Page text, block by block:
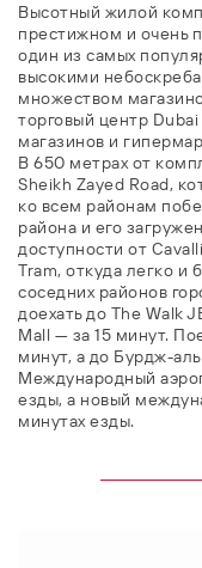
Высотный жилой
престижном и очень
один из самых
высокими
множеством
торговый центр
магазинов и
В 650 метрах от
Sheikh Zayed Road,
ко всем районам
района и его
доступности от
Tram, откуда легко и
соседних районов
доехать до The Walk
Mall — за 15 минут.
минут, а до Бурдж-
Международный
езды, а новый
минутах езды.